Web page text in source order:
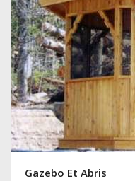
Gazebo Et Abris